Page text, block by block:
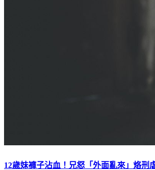
12歲妹褲子沾血！兄怒「外面亂來」烙